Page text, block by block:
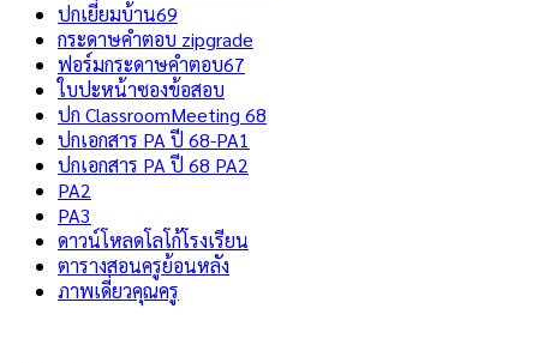
ปกเยี่ยมบ้าน69
กระดาษคำตอบ zipgrade
ฟอร์มกระดาษคำตอบ67
ใบปะหน้าซองข้อสอบ
ปก ClassroomMeeting 68
ปกเอกสาร PA ปี 68-PA1
ปกเอกสาร PA ปี 68 PA2
PA2
PA3
ดาวน์โหลดโลโก้โรงเรียน
ตารางสอนครูย้อนหลัง
ภาพเดี่ยวคุณครู